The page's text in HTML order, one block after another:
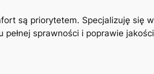
są priorytetem. Specjalizuję się w
sprawności i poprawie jakości